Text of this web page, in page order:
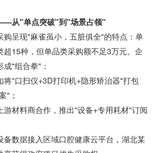
从"单点突破"到"场景占领"
购呈现"麻雀虽小，五脏俱全"的特点：单
超15种，但单品类采购额不足3万元。企
"组合拳"：
将"口扫仪+3D打印机+隐形矫治器"打包
"；
游材料商合作，推出"设备+专用耗材"订阅
备数据接入区域口腔健康云平台，湖北某